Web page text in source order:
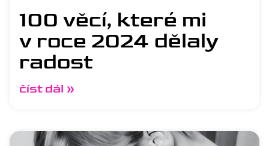
100 věcí, které mi
v roce 2024 dělaly
radost
číst dál »